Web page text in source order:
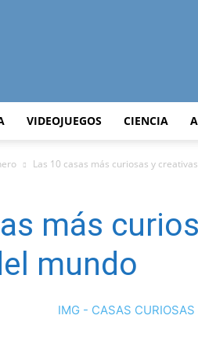
VIDEOJUEGOS CIENCIA
Las 10 casas más curiosas y
más
mundo